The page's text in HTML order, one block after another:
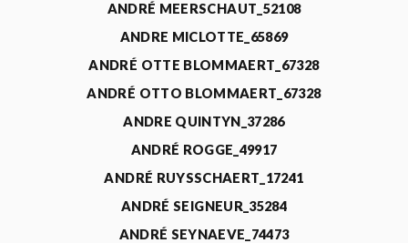
ANDRÉ MEERSCHAUT_52108
ANDRE MICLOTTE_65869
ANDRÉ OTTE BLOMMAERT_67328
ANDRÉ OTTO BLOMMAERT_67328
ANDRE QUINTYN_37286
ANDRÉ ROGGE_49917
ANDRÉ RUYSSCHAERT_17241
ANDRÉ SEIGNEUR_35284
ANDRÉ SEYNAEVE_74473